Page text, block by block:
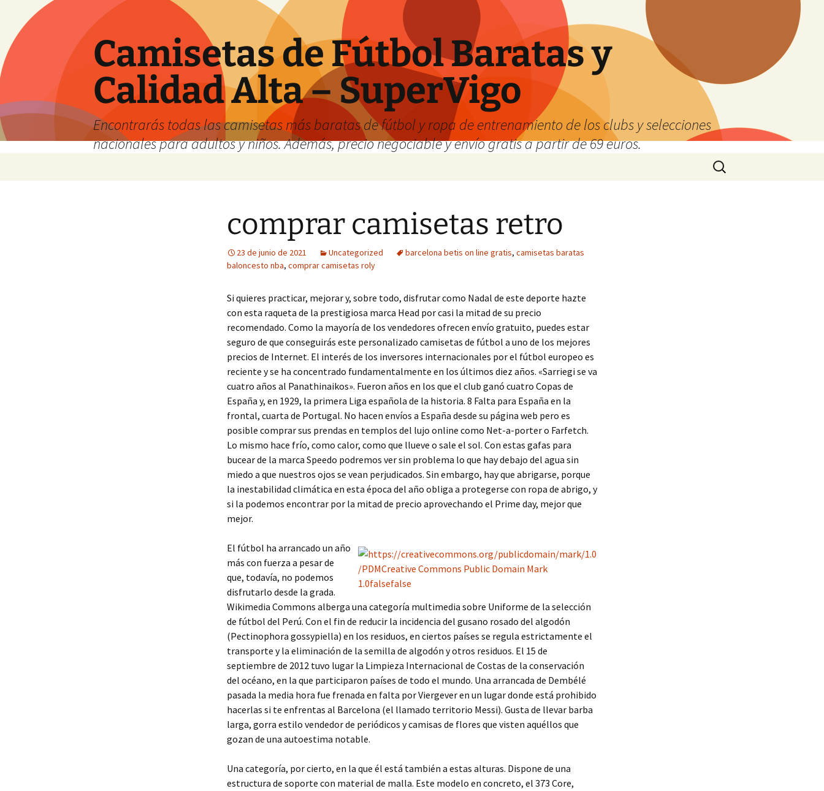
Camisetas de Fútbol Baratas y
Calidad Alta – SuperVigo
Encontrarás todas las camisetas más baratas de fútbol y ropa de entrenamiento de los clubs y selecciones
nacionales para adultos y niños. Además, precio negociable y envío gratis a partir de 69 euros.
Buscar:
comprar camisetas retro
23 de junio de 2021 Uncategorized barcelona betis on line gratis, camisetas baratas
baloncesto nba, comprar camisetas roly
Si quieres practicar, mejorar y, sobre todo, disfrutar como Nadal de este deporte hazte
con esta raqueta de la prestigiosa marca Head por casi la mitad de su precio
recomendado. Como la mayoría de los vendedores ofrecen envío gratuito, puedes estar
seguro de que conseguirás este personalizado camisetas de fútbol a uno de los mejores
precios de Internet. El interés de los inversores internacionales por el fútbol europeo es
reciente y se ha concentrado fundamentalmente en los últimos diez años. «Sarriegi se va
cuatro años al Panathinaikos». Fueron años en los que el club ganó cuatro Copas de
España y, en 1929, la primera Liga española de la historia. 8 Falta para España en la
frontal, cuarta de Portugal. No hacen envíos a España desde su página web pero es
posible comprar sus prendas en templos del lujo online como Net-a-porter o Farfetch.
Lo mismo hace frío, como calor, como que llueve o sale el sol. Con estas gafas para
bucear de la marca Speedo podremos ver sin problema lo que hay debajo del agua sin
miedo a que nuestros ojos se vean perjudicados. Sin embargo, hay que abrigarse, porque
la inestabilidad climática en esta época del año obliga a protegerse con ropa de abrigo, y
si la podemos encontrar por la mitad de precio aprovechando el Prime day, mejor que
mejor.
El fútbol ha arrancado un año
más con fuerza a pesar de
que, todavía, no podemos
disfrutarlo desde la grada.
Wikimedia Commons alberga una categoría multimedia sobre Uniforme de la selección
de fútbol del Perú. Con el fin de reducir la incidencia del gusano rosado del algodón
(Pectinophora gossypiella) en los residuos, en ciertos países se regula estrictamente el
transporte y la eliminación de la semilla de algodón y otros residuos. El 15 de
septiembre de 2012 tuvo lugar la Limpieza Internacional de Costas de la conservación
del océano, en la que participaron países de todo el mundo. Una arrancada de Dembélé
pasada la media hora fue frenada en falta por Viergever en un lugar donde está prohibido
hacerlas si te enfrentas al Barcelona (el llamado territorio Messi). Gusta de llevar barba
larga, gorra estilo vendedor de periódicos y camisas de flores que visten aquéllos que
gozan de una autoestima notable.
Una categoría, por cierto, en la que él está también a estas alturas. Dispone de una
estructura de soporte con material de malla. Este modelo en concreto, el 373 Core,